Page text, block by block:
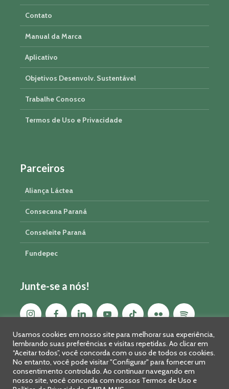
Contato
Manual da Marca
Aplicativo
Objetivos Desenvolv. Sustentável
Trabalhe Conosco
Termos de Uso e Privacidade
Parceiros
Aliança Láctea
Consecana Paraná
Conseleite Paraná
Fundepec
Junte-se a nós!
Usamos cookies em nosso site para melhorar sua experiência,
lembrando suas preferências e visitas repetidas. Ao clicar em
“Aceitar todos”, você concorda com o uso de todos os cookies.
No entanto, você pode visitar "Configurar" para fornecer um
consentimento controlado. Ao continuar navegando em
nosso site, você concorda com nossos Termos de Uso e